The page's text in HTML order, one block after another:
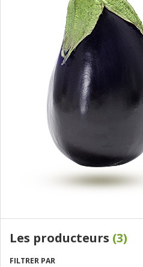
Les producteurs (3)
FILTRER PAR